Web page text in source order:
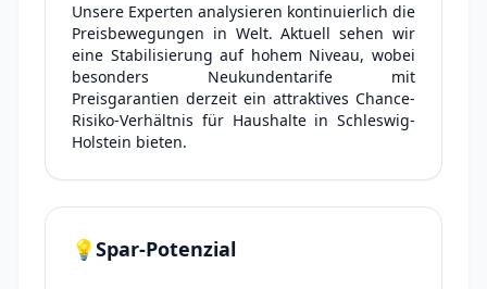
Unsere Experten analysieren kontinuierlich die
Preisbewegungen in Welt. Aktuell sehen wir
eine Stabilisierung auf hohem Niveau, wobei
besonders Neukundentarife mit
Preisgarantien derzeit ein attraktives Chance-
Risiko-Verhältnis für Haushalte in Schleswig-
Holstein bieten.
💡Spar-Potenzial